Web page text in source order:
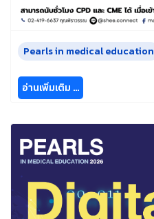
Pearls in medical education
อ่านเพิ่มเติม …